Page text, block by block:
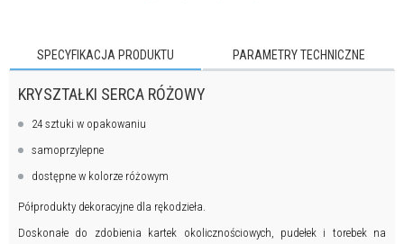
SPECYFIKACJA PRODUKTU PARAMETRY TECHNICZNE
KRYSZTAŁKI SERCA RÓŻOWY
24 sztuki w opakowaniu
samoprzylepne
dostępne w kolorze różowym
Półprodukty dekoracyjne dla rękodzieła.
Doskonałe do zdobienia kartek okolicznościowych, pudełek i torebek na